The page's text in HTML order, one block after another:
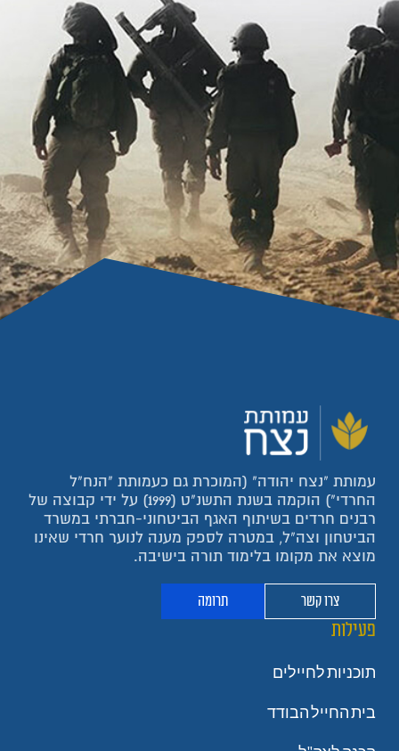
עמותת "נצח יהודה" (המוכרת גם כעמותת "הנח"ל
החרדי") הוקמה בשנת התשנ"ט (1999) על ידי קבוצה של
רבנים חרדים בשיתוף האגף הביטחוני-חברתי במשרד
הביטחון וצה"ל, במטרה לספק מענה לנוער חרדי שאינו
מוצא את מקומו בלימוד תורה בישיבה.
צרו קשר תרומה
פעילות
תוכניות לחיילים
בית החייל הבודד